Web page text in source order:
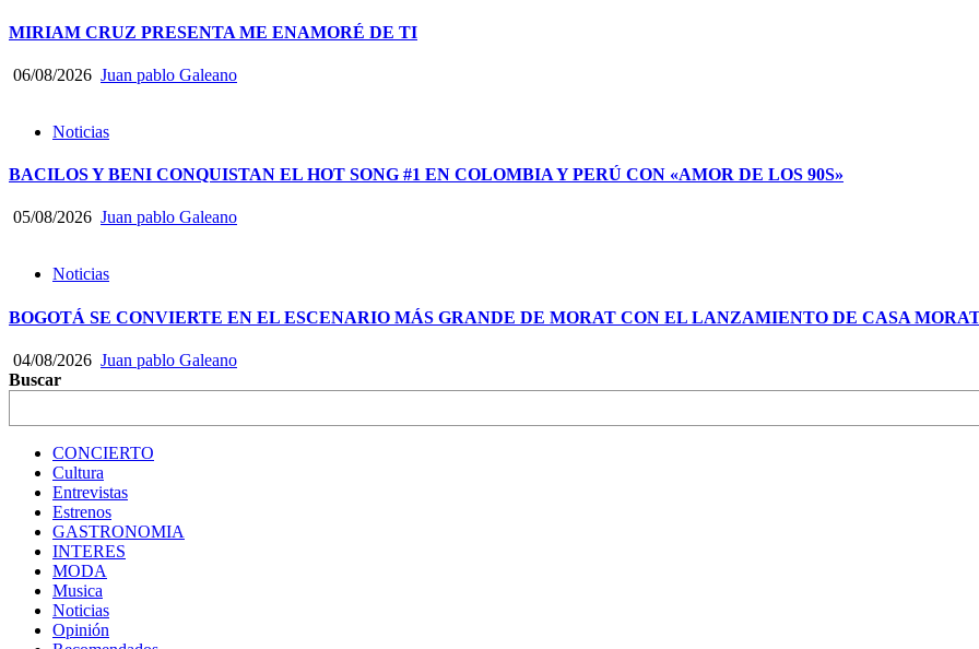
MIRIAM CRUZ PRESENTA ME ENAMORÉ DE TI
06/08/2026 Juan pablo Galeano
Noticias
BACILOS Y BENI CONQUISTAN EL HOT SONG #1 EN COLOMBIA Y PERÚ CON «AMOR DE LOS 90S»
05/08/2026 Juan pablo Galeano
Noticias
BOGOTÁ SE CONVIERTE EN EL ESCENARIO MÁS GRANDE DE MORAT CON EL LANZAMIENTO DE CASA
04/08/2026 Juan pablo Galeano
Buscar
CONCIERTO
Cultura
Entrevistas
Estrenos
GASTRONOMIA
INTERES
MODA
Musica
Noticias
Opinión